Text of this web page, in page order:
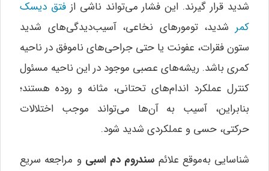
شدید قرار گیرند. این فشار می‌تواند ناشی ازفتق دیسک
کمر شدید، تومورهای نخاعی، آسیب‌دیدگی‌های شدید
ستون فقرات، عفونت یا حتی جراحی‌های ناموفق در ناحیه
کمری باشد. ریشه‌های عصبی موجود در این ناحیه مسئول
کنترل عملکرد اندام‌های تحتانی، مثانه و روده هستند؛
بنابراین، آسیب به آن‌ها می‌تواند موجب اختلالات
حرکتی، حسی و عملکردی شدید شود.
شناسایی به‌موقع علائم سندروم دم اسبی و مراجعه سریع